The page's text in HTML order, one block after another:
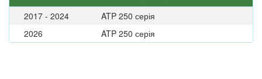
2017 - 2024
ATP 250 серія
2026
ATP 250 серія